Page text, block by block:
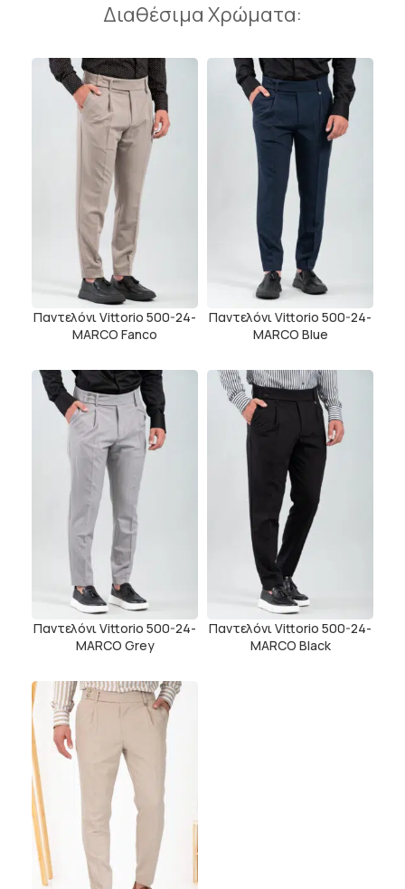
Διαθέσιμα Χρώματα:
Παντελόνι Vittorio 500-24-
MARCO Fanco
Παντελόνι Vittorio 500-24-
MARCO Blue
Παντελόνι Vittorio 500-24-
MARCO Grey
Παντελόνι Vittorio 500-24-
MARCO Black